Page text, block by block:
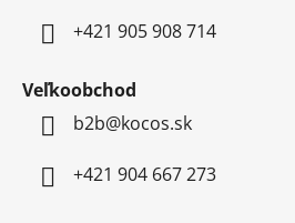
+421 905 908 714
Veľkoobchod
b2b@kocos.sk
+421 904 667 273